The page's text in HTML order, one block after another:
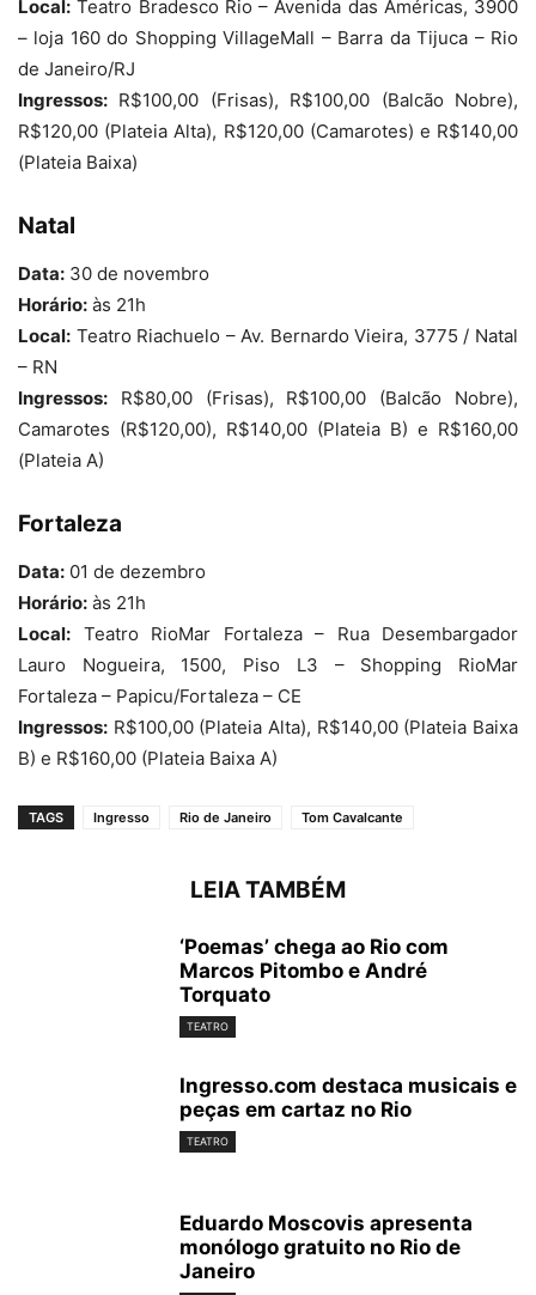
Local: Teatro Bradesco Rio – Avenida das Américas, 3900
– loja 160 do Shopping VillageMall – Barra da Tijuca – Rio
de Janeiro/RJ
Ingressos: R$100,00 (Frisas), R$100,00 (Balcão Nobre),
R$120,00 (Plateia Alta), R$120,00 (Camarotes) e R$140,00
(Plateia Baixa)
Natal
Data: 30 de novembro
Horário: às 21h
Local: Teatro Riachuelo – Av. Bernardo Vieira, 3775 / Natal
– RN
Ingressos: R$80,00 (Frisas), R$100,00 (Balcão Nobre),
Camarotes (R$120,00), R$140,00 (Plateia B) e R$160,00
(Plateia A)
Fortaleza
Data: 01 de dezembro
Horário: às 21h
Local: Teatro RioMar Fortaleza – Rua Desembargador
Lauro Nogueira, 1500, Piso L3 – Shopping RioMar
Fortaleza – Papicu/Fortaleza – CE
Ingressos: R$100,00 (Plateia Alta), R$140,00 (Plateia Baixa
B) e R$160,00 (Plateia Baixa A)
TAGS Ingresso Rio de Janeiro Tom Cavalcante
LEIA TAMBÉM
‘Poemas’ chega ao Rio com
Marcos Pitombo e André
Torquato
TEATRO
Ingresso.com destaca musicais e
peças em cartaz no Rio
TEATRO
Eduardo Moscovis apresenta
monólogo gratuito no Rio de
Janeiro